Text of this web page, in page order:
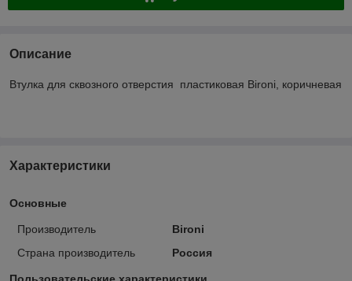
Описание
Втулка для сквозного отверстия пластиковая Bironi, коричневая
Характеристики
Основные
Производитель
Bironi
Страна производитель
Россия
Пользовательские характеристики